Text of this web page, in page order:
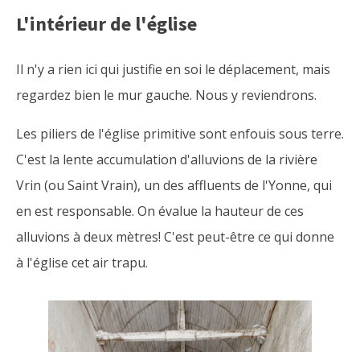
L'intérieur de l'église
Il n'y a rien ici qui justifie en soi le déplacement, mais
regardez bien le mur gauche. Nous y reviendrons.
Les piliers de l'église primitive sont enfouis sous terre.
C'est la lente accumulation d'alluvions de la rivière
Vrin (ou Saint Vrain), un des affluents de l'Yonne, qui
en est responsable. On évalue la hauteur de ces
alluvions à deux mètres! C'est peut-être ce qui donne
à l'église cet air trapu.